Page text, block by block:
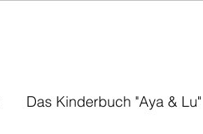
Das Kinderbuch "Aya & Lu"